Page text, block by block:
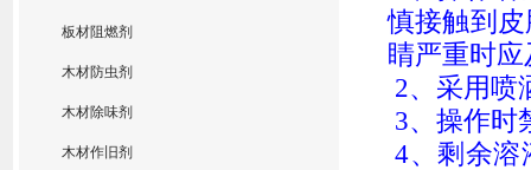
板材阻燃剂
木材防虫剂
木材除味剂
木材作旧剂
慎接触到
睛严重时
2、采用喷
3、操作时
4、剩余溶